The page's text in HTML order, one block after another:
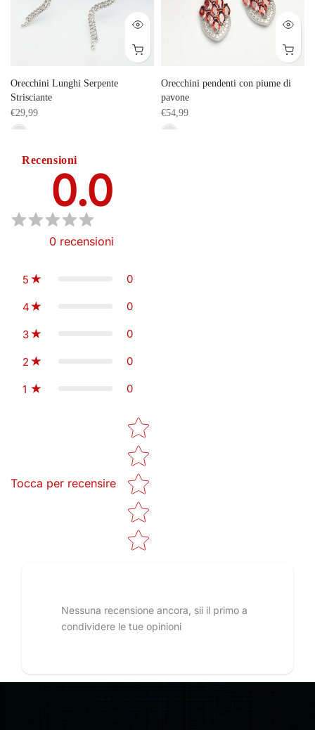
Orecchini Lunghi Serpente
Strisciante
€29,99
Orecchini pendenti con piume di
pavone
€54,99
Recensioni
0.0
0 recensioni
5 0
4 0
3 0
2 0
1 0
Tocca per recensire
Star rating
Nessuna recensione ancora, sii il primo a
condividere le tue opinioni